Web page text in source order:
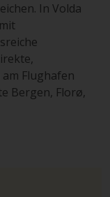
In Volda
Flughafen
Bergen, Florø,